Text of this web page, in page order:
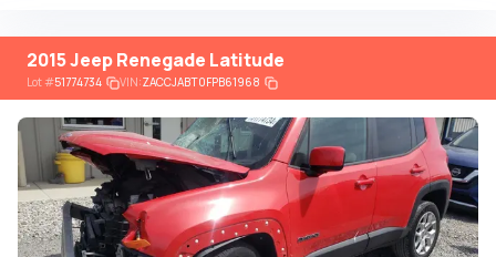
2015 Jeep Renegade Latitude
Lot#51774734 VIN:ZACCJABT0FPB61968